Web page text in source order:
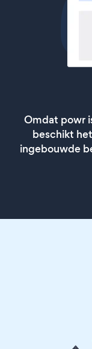
Omdat powr
beschikt
ingebouwde